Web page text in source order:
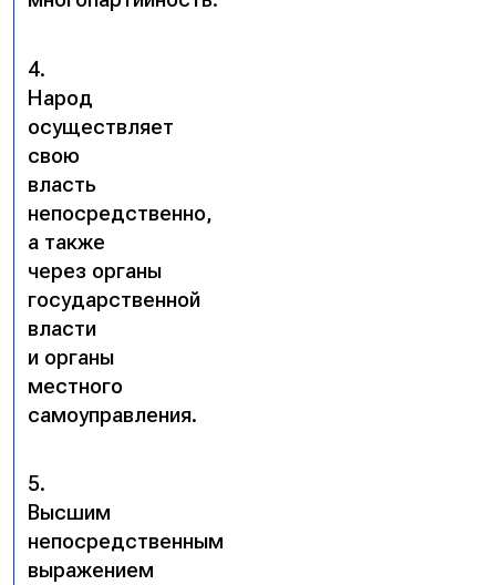
4.
Народ
осуществляет
свою
власть
непосредственно,
а также
через органы
государственной
власти
и органы
местного
самоуправления.
5.
Высшим
непосредственным
выражением